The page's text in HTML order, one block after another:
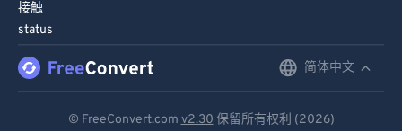
接触
status
简体中文
© FreeConvert.com v2.30 保留所有权利 (2026)